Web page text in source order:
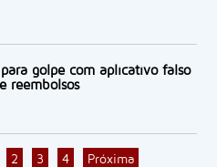
golpe com aplicativo falso
reembolsos
2 3 4
Próxima